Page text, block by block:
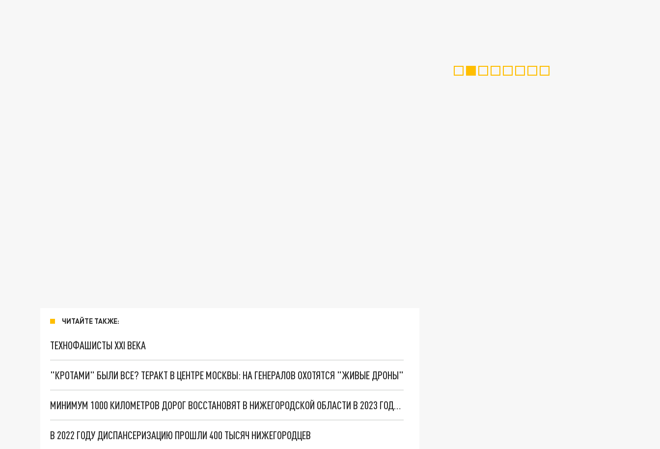
ЧИТАЙТЕ ТАКЖЕ:
ТЕХНОФАШИСТЫ XXI ВЕКА
"КРОТАМИ" БЫЛИ ВСЕ? ТЕРАКТ В ЦЕНТРЕ МОСКВЫ: НА ГЕНЕРАЛОВ ОХОТЯТСЯ "ЖИВЫЕ ДРОНЫ"
МИНИМУМ 1000 КИЛОМЕТРОВ ДОРОГ ВОССТАНОВЯТ В НИЖЕГОРОДСКОЙ ОБЛАСТИ В 2023 ГОДУ: В ОСНОВНОМ НА ЮГЕ
В 2022 ГОДУ ДИСПАНСЕРИЗАЦИЮ ПРОШЛИ 400 ТЫСЯЧ НИЖЕГОРОДЦЕВ